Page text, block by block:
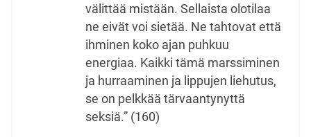
välittää mistään. Sellaista olotilaa
ne eivät voi sietää. Ne tahtovat että
ihminen koko ajan puhkuu
energiaa. Kaikki tämä marssiminen
ja hurraaminen ja lippujen liehutus,
se on pelkkää tärvaantynyttä
seksiä.” (160)